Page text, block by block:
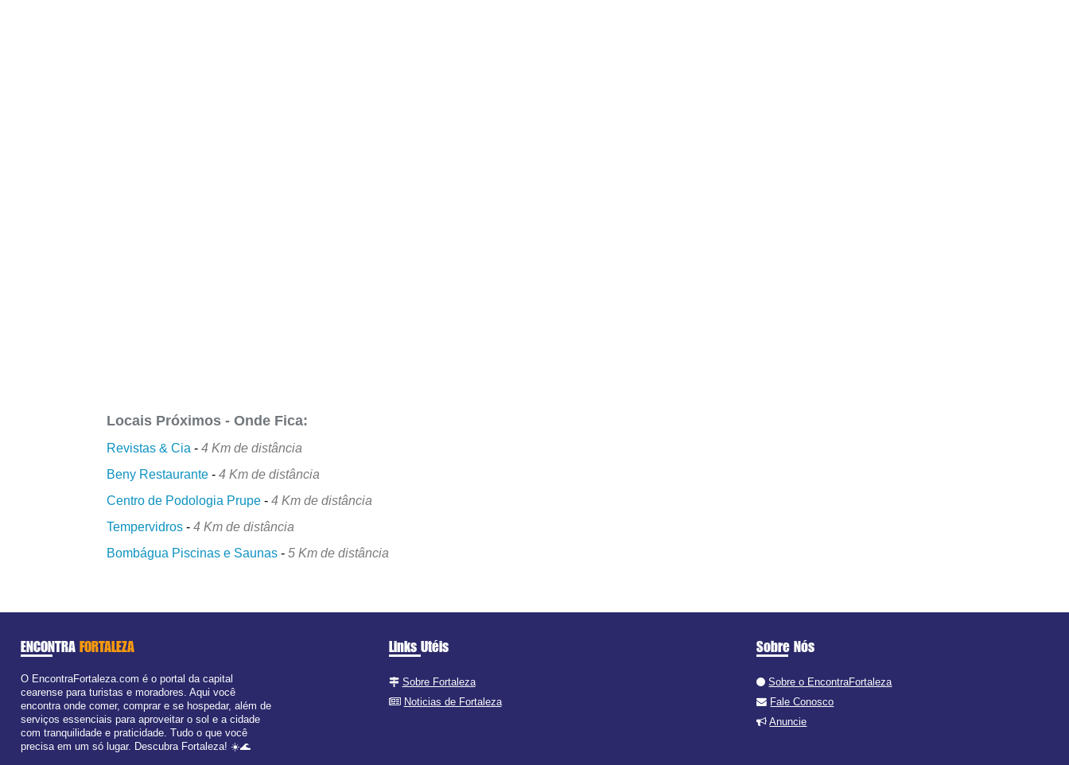
Locais Próximos - Onde Fica:
Revistas & Cia -4 Km de distância
Beny Restaurante -4 Km de distância
Centro de Podologia Prupe -4 Km de distância
Tempervidros -4 Km de distância
Bombágua Piscinas e Saunas -5 Km de distância
ENCONTRA FORTALEZA
O EncontraFortaleza.com é o portal da capital
cearense para turistas e moradores. Aqui você
encontra onde comer, comprar e se hospedar, além de
serviços essenciais para aproveitar o sol e a cidade
com tranquilidade e praticidade. Tudo o que você
precisa em um só lugar. Descubra Fortaleza! ☀️🌊
Links Utéis
Sobre Fortaleza
Noticias de Fortaleza
Sobre Nós
Sobre o EncontraFortaleza
Fale Conosco
Anuncie